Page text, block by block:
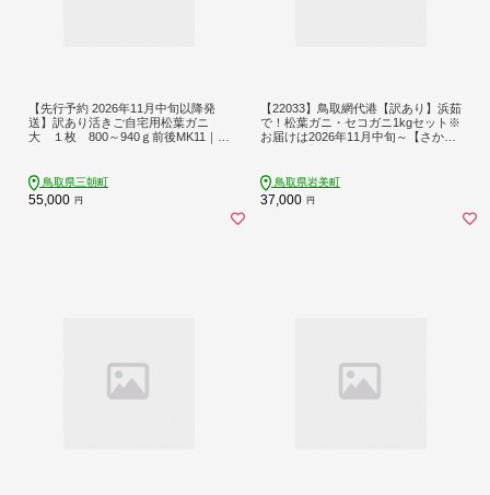
【先行予約 2026年11月中旬以降発
送】訳あり活きご自宅用松葉ガニ
大 １枚 800～940ｇ前後MK11｜国
ぶ かにみそ 期間限定 送料無料 鳥取
県 三朝町
鳥取県三朝町
55,000 円
【22033】鳥取網代港【訳あり】浜茹
で！松葉ガニ・セコガニ1kgセット※
お届けは2026年11月中旬～【さかな
鳥取県岩美町
37,000 円